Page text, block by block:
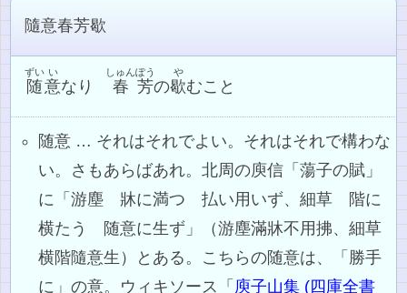
隨意春芳歇
随
ずい
意
い
なり 春
しゅん
芳
ぽう
の歇
や
むこと
随意 … それはそれでよい。それはそれで構わな
い。さもあらばあれ。北周の庾信「蕩子の賦」
に「游塵 牀に満つ 払い用いず、細草 階に
横たう 随意に生ず」（游塵滿牀不用拂、細草
横階隨意生）とある。こちらの随意は、「勝手
に」の意。ウィキソース「 庾子山集 (四庫全書